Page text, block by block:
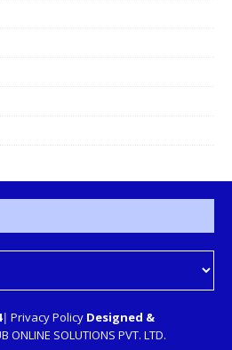
| Privacy Policy Designed &
ONLINE SOLUTIONS PVT. LTD.